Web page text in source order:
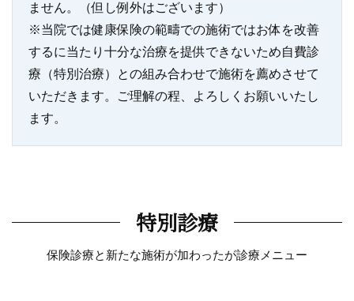
ません。（但し例外はございます）
※当院では健康保険の範疇での施術ではお体を改善
するに当たり十分な治療を提供できないため自費診
療（特別治療）との組み合わせで施術を薦めさせて
いただきます。ご理解の程、よろしくお願いいたし
ます。
特別診療
保険診療と新たな施術が加わったが診療メニュー